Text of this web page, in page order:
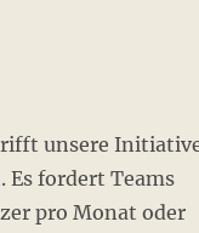
unsere
fordert Teams
pro Monat oder